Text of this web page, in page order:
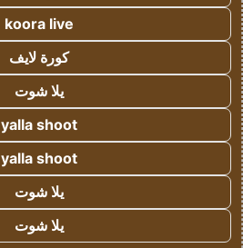
koora live
كورة لايف
يلا شوت
yalla shoot
yalla shoot
يلا شوت
يلا شوت